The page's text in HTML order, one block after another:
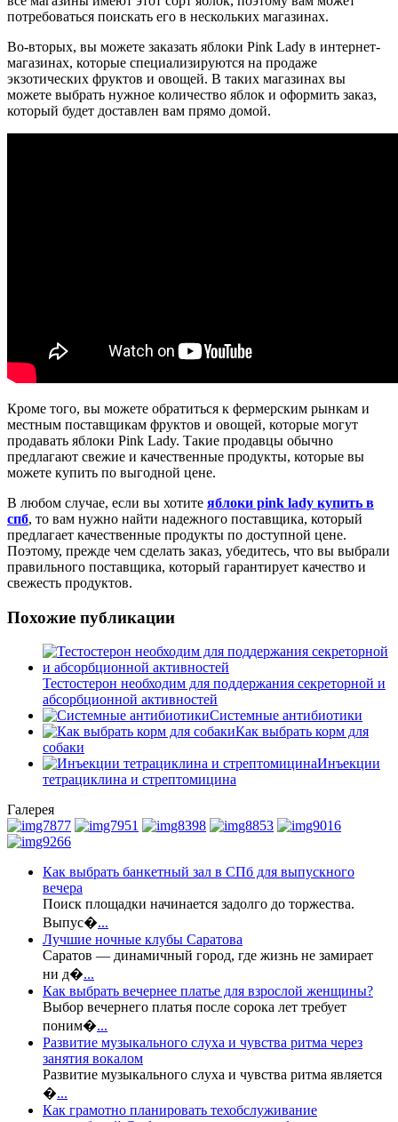
потребоваться поискать его в нескольких магазинах.
Во-вторых, вы можете заказать яблоки Pink Lady в интернет-
магазинах, которые специализируются на продаже
экзотических фруктов и овощей. В таких магазинах вы
можете выбрать нужное количество яблок и оформить заказ,
который будет доставлен вам прямо домой.
Кроме того, вы можете обратиться к фермерским рынкам и
местным поставщикам фруктов и овощей, которые могут
продавать яблоки Pink Lady. Такие продавцы обычно
предлагают свежие и качественные продукты, которые вы
можете купить по выгодной цене.
В любом случае, если вы хотите яблоки pink lady купить в
спб, то вам нужно найти надежного поставщика, который
предлагает качественные продукты по доступной цене.
Поэтому, прежде чем сделать заказ, убедитесь, что вы выбрали
правильного поставщика, который гарантирует качество и
свежесть продуктов.
Похожие публикации
Тестостерон необходим для поддержания секреторной и
абсорбционной активностей
Системные антибиотики
Как выбрать корм для
собаки
Инъекции
тетрациклина и стрептомицина
Галерея
Как выбрать банкетный зал в СПб для выпускного
вечера
Поиск площадки начинается задолго до торжества.
Выпус�...
Лучшие ночные клубы Саратова
Саратов — динамичный город, где жизнь не замирает
ни д�...
Как выбрать вечернее платье для взрослой женщины?
Выбор вечернего платья после сорока лет требует
поним�...
Развитие музыкального слуха и чувства ритма через
занятия вокалом
Развитие музыкального слуха и чувства ритма является
�...
Как грамотно планировать техобслуживание